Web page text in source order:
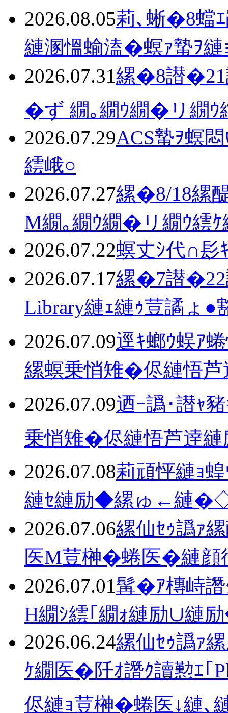
2026.08.05莉､蜥�8蟷
縺溷慍蝓溘�螟ｧ蟄ｦ
2026.07.31縲�8譛�21
�ず 繝｡繝ｳ繝�リ繝ｳ
2026.07.29ACS蟄ｦ螟
繧峨○
2026.07.27縲�8/18縲
Μ繝｡繝ｳ繝�リ繝ｳ繧ｹ
2026.07.22螟丈ｼ代∩髟
2026.07.17縲�7譛�22
Library縺ｪ縺ｩ荳譎ょ
2026.07.09逕ｷ螂ｳ蜈ｱ
縲螟乗悄雉�侭縺悟
2026.07.09迺ｰ譌･譛ｬ
乗悄雉�侭縺悟芦逹
2026.07.08莉頑怦縺ｮ
縺ｾ縺励◆縲ゅ←縺�◇
2026.07.06縲仙ｾｩ譌ｧ
医Μ荳榊�蜷医�縺顔
2026.07.01髯�ｱ槫峙譖
Η繝ｼ繧｢繝ｫ縺励∪
2026.06.24縲仙ｾｩ譌ｧ
ｹ繝医�阡ｵ譖ｸ讀懃ｴ｢
侭縺ｮ荳榊�蜷医↓縺